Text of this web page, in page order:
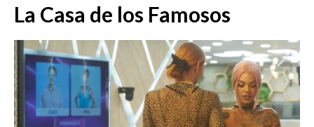
La Casa de los Famosos